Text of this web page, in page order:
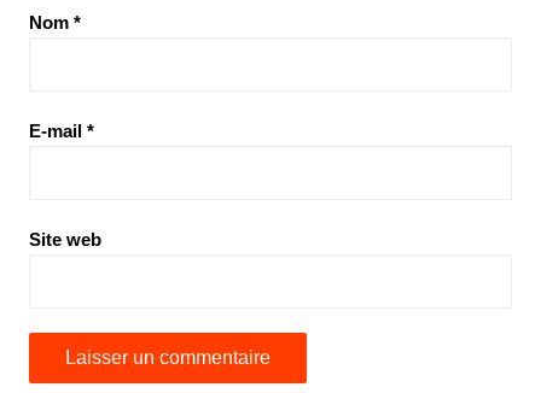
Nom *
E-mail *
Site web